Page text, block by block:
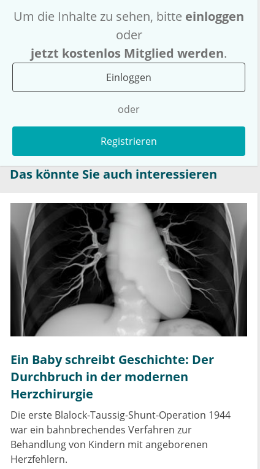
Um die Inhalte zu sehen, bitte einloggen
oder
jetzt kostenlos Mitglied werden.
Einloggen
oder
Registrieren
Das könnte Sie auch interessieren
Ein Baby schreibt Geschichte: Der
Durchbruch in der modernen
Herzchirurgie
Die erste Blalock-Taussig-Shunt-Operation 1944
war ein bahnbrechendes Verfahren zur
Behandlung von Kindern mit angeborenen
Herzfehlern.